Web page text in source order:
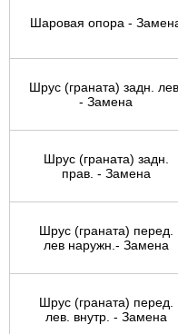
Шаровая опора -
Шрус (граната) задн.
- Замена
Шрус (граната) задн.
прав. - Замена
Шрус (граната) перед.
лев наружн.- Замена
Шрус (граната) перед.
лев. внутр. - Замена